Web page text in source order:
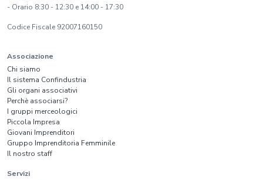
- Orario 8:30 - 12:30 e 14:00 - 17:30
Codice Fiscale 92007160150
Associazione
Chi siamo
Il sistema Confindustria
Gli organi associativi
Perchè associarsi?
I gruppi merceologici
Piccola Impresa
Giovani Imprenditori
Gruppo Imprenditoria Femminile
Il nostro staff
Servizi